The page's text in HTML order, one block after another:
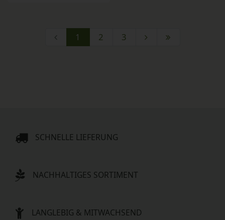
1 2 3
SCHNELLE LIEFERUNG
NACHHALTIGES SORTIMENT
LANGLEBIG & MITWACHSEND